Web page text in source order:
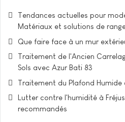
Tendances actuelles pour
Matériaux et solutions de
Que faire face à un mur
Traitement de l'Ancien
Sols avec Azur Bati 83
Traitement du Plafond Humide
Lutter contre l'humidité à
recommandés